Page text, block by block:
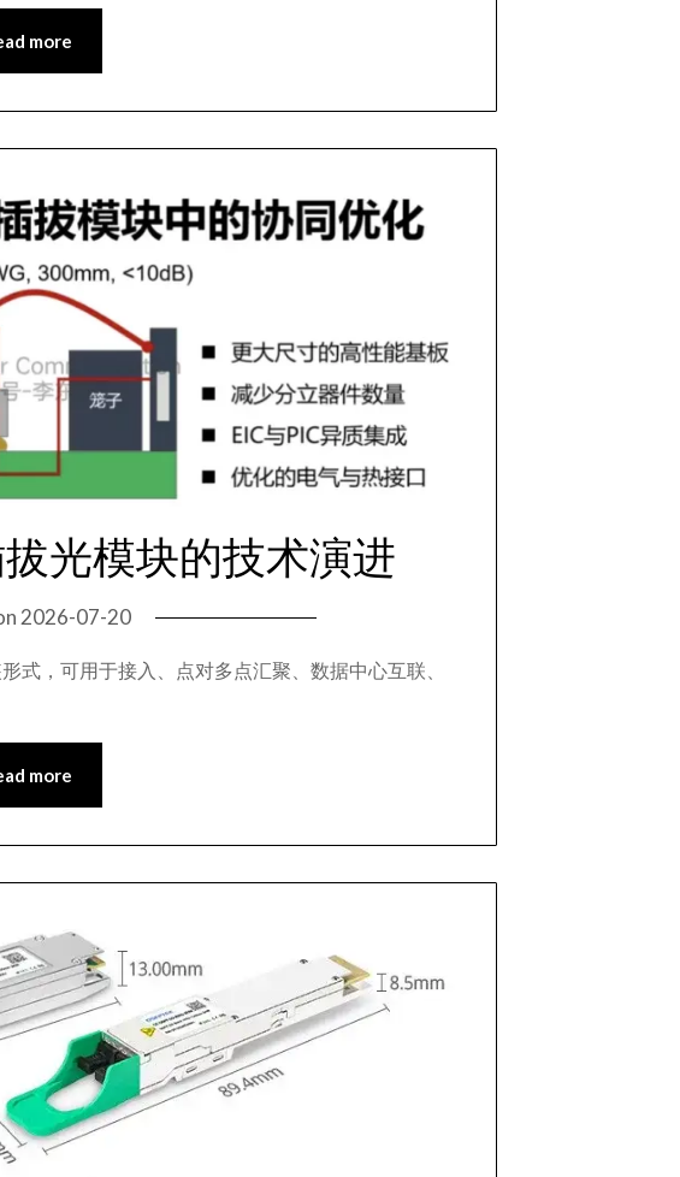
more
光模块的技术演进
2026-07-20
式，可用于接入、点对多点汇聚、数据中心互联、
more